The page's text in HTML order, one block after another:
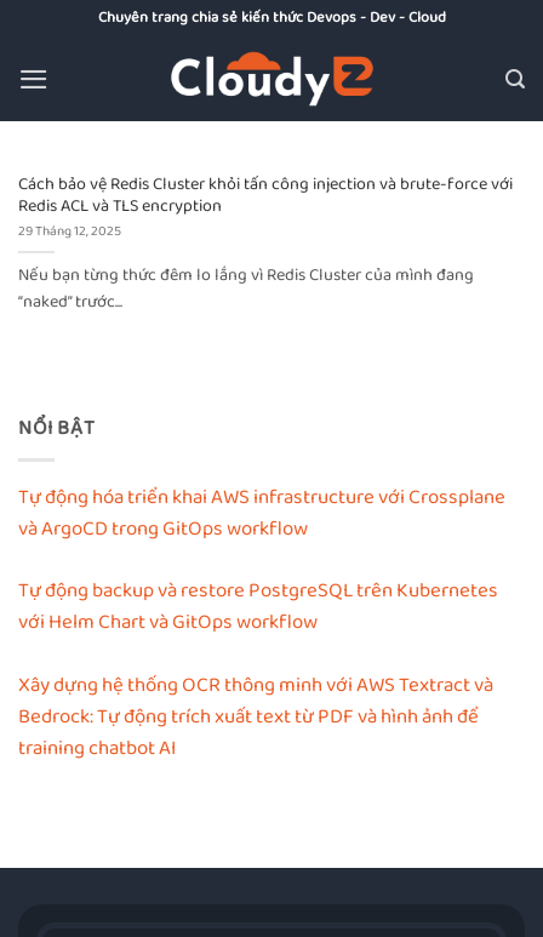
nội
Chuyên trang chia sẻ kiến thức Devops - Dev - Cloud
NỔI BẬT
Tự động hóa triển khai AWS infrastructure với Crossplane
và ArgoCD trong GitOps workflow
Tự động backup và restore PostgreSQL trên Kubernetes
với Helm Chart và GitOps workflow
Xây dựng hệ thống OCR thông minh với AWS Textract và
Bedrock: Tự động trích xuất text từ PDF và hình ảnh để
training chatbot AI
Cách bảo vệ Redis Cluster khỏi tấn công injection và brute-force với
Redis ACL và TLS encryption
29 Tháng 12, 2025
Nếu bạn từng thức đêm lo lắng vì Redis Cluster của mình đang
“naked” trước...